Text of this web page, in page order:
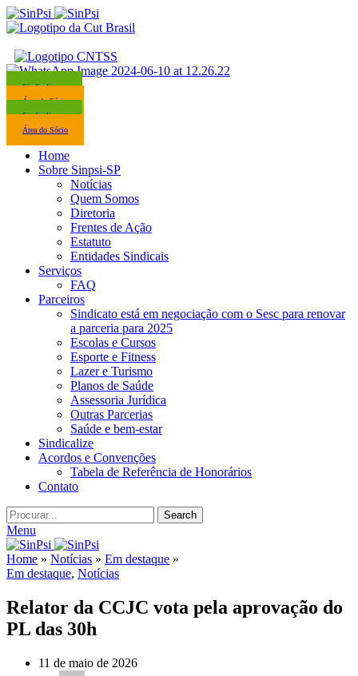
Sindicalize-se
Área do Sócio
Sindicalize-se
Área do Sócio
Home
Sobre Sinpsi-SP
Notícias
Quem Somos
Diretoria
Frentes de Ação
Estatuto
Entidades Sindicais
Serviços
FAQ
Parceiros
Sindicato está em negociação com o Sesc para renovar
a parceria para 2025
Escolas e Cursos
Esporte e Fitness
Lazer e Turismo
Planos de Saúde
Assessoria Jurídica
Outras Parcerias
Saúde e bem-estar
Sindicalize
Acordos e Convenções
Tabela de Referência de Honorários
Contato
Search
Menu
Home » Notícias » Em destaque »
Em destaque, Notícias
Relator da CCJC vota pela aprovação do
PL das 30h
11 de maio de 2026